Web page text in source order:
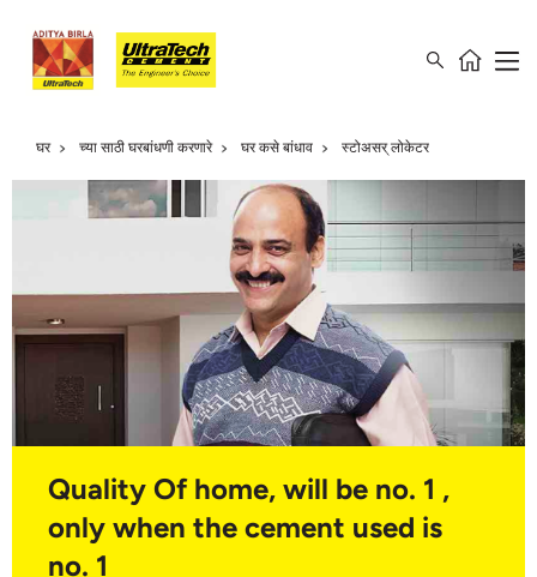
घर च्या साठी घरबांधणी करणारे घर कसे बांधाव स्टोअसर् लोकेटर
Quality Of home, will be no. 1 ,
only when the cement used is
no. 1